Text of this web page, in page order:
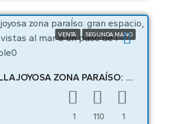
VENTA SEGUNDA MANO
PISO EN VILLAJOYOSA ZONA PARAÍSO: GRAN ESPACIO, LUMINOSIDAD Y VISTAS AL MAR A UN PASO DE L – 05227
1 110 1